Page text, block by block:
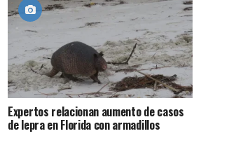
Expertos relacionan aumento de casos
de lepra en Florida con armadillos